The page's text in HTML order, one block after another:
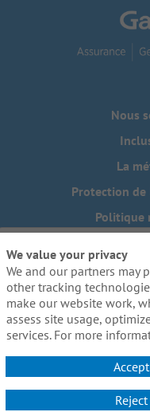
Nous
La
Protection de
Politique
Besoin de mesures
compléter une partie
compris l'utilisation
We value your privacy
We and our partners may
other tracking
make our website work,
assess site usage,
services. For more